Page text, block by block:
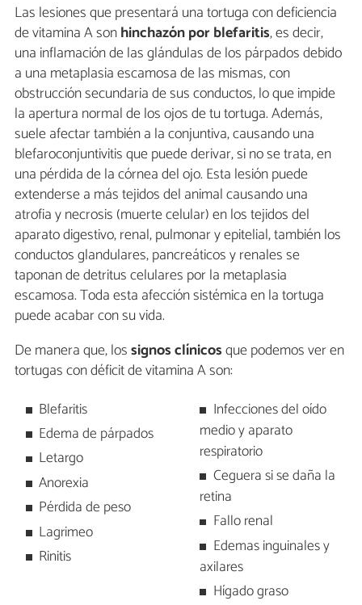
Las lesiones que presentará una tortuga con deficiencia
de vitamina A sonhinchazón por blefaritis, es decir,
una inflamación de las glándulas de los párpados debido
a una metaplasia escamosa de las mismas, con
obstrucción secundaria de sus conductos, lo que impide
la apertura normal de los ojos de tu tortuga. Además,
suele afectar también a la conjuntiva, causando una
blefaroconjuntivitis que puede derivar, si no se trata, en
una pérdida de la córnea del ojo. Esta lesión puede
extenderse a más tejidos del animal causando una
atrofia y necrosis (muerte celular) en los tejidos del
aparato digestivo, renal, pulmonar y epitelial, también los
conductos glandulares, pancreáticos y renales se
taponan de detritus celulares por la metaplasia
escamosa. Toda esta afección sistémica en la tortuga
puede acabar con su vida.
De manera que, lossignos clínicosque podemos ver en
tortugas con déficit de vitamina A son:
Blefaritis
Edema de párpados
Letargo
Anorexia
Pérdida de peso
Lagrimeo
Rinitis
Infecciones del oído
medio y aparato
respiratorio
Ceguera si se daña la
retina
Fallo renal
Edemas inguinales y
axilares
Hígado graso